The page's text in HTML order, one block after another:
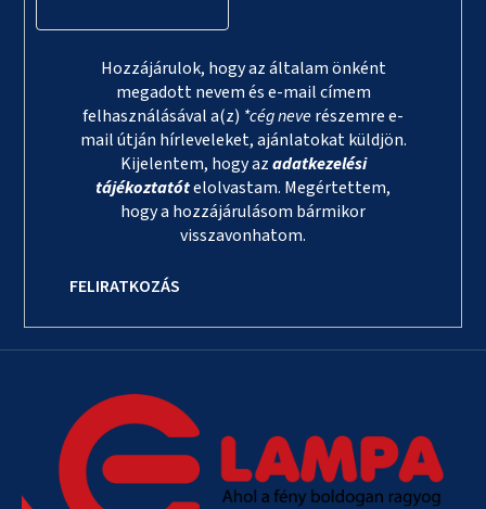
Hozzájárulok, hogy az általam önként
megadott nevem és e-mail címem
felhasználásával a(z) *cég neverészemre e-
mail útján hírleveleket, ajánlatokat küldjön.
Kijelentem, hogy azadatkezelési
tájékoztatótelolvastam. Megértettem,
hogy a hozzájárulásom bármikor
visszavonhatom.
FELIRATKOZÁS